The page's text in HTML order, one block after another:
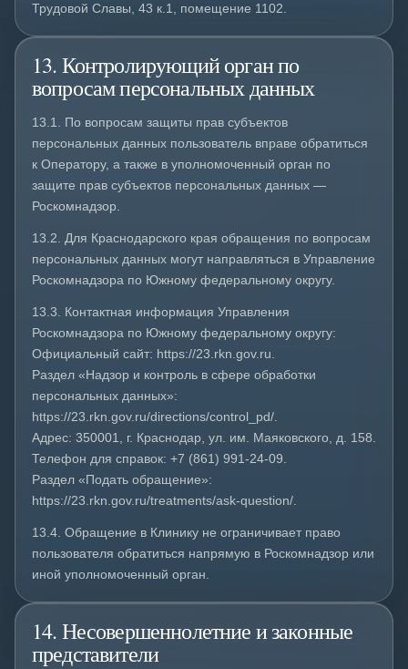
Трудовой Славы, 43 к.1, помещение 1102.
13. Контролирующий орган по
вопросам персональных данных
13.1. По вопросам защиты прав субъектов
персональных данных пользователь вправе обратиться
к Оператору, а также в уполномоченный орган по
защите прав субъектов персональных данных —
Роскомнадзор.
13.2. Для Краснодарского края обращения по вопросам
персональных данных могут направляться в Управление
Роскомнадзора по Южному федеральному округу.
13.3. Контактная информация Управления
Роскомнадзора по Южному федеральному округу:
Официальный сайт: https://23.rkn.gov.ru.
Раздел «Надзор и контроль в сфере обработки
персональных данных»:
https://23.rkn.gov.ru/directions/control_pd/.
Адрес: 350001, г. Краснодар, ул. им. Маяковского, д. 158.
Телефон для справок: +7 (861) 991-24-09.
Раздел «Подать обращение»:
https://23.rkn.gov.ru/treatments/ask-question/.
13.4. Обращение в Клинику не ограничивает право
пользователя обратиться напрямую в Роскомнадзор или
иной уполномоченный орган.
14. Несовершеннолетние и законные
представители